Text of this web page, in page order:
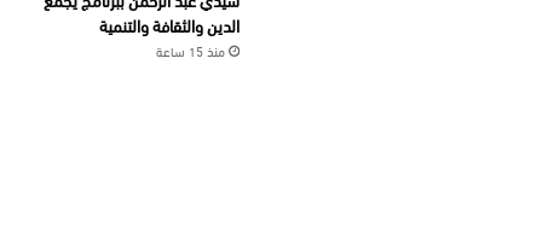
الدين والثقافة والتنمية
منذ 15 ساعة